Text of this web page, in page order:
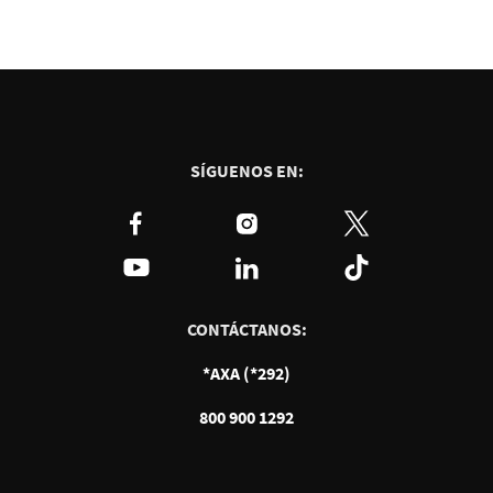
SÍGUENOS EN:
CONTÁCTANOS:
*AXA (*292)
800 900 1292